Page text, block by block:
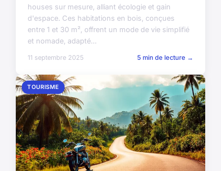
houses sur mesure, alliant écologie et gain
d'espace. Ces habitations en bois, conçues
entre 1 et 30 m², offrent un mode de vie simplifié
et nomade, adapté...
11 septembre 2025 5 min de lecture →
TOURISME